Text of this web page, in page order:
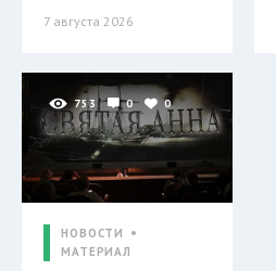
7 августа 2026
753 0 0
НОВОСТИ
МАТЕРИАЛ